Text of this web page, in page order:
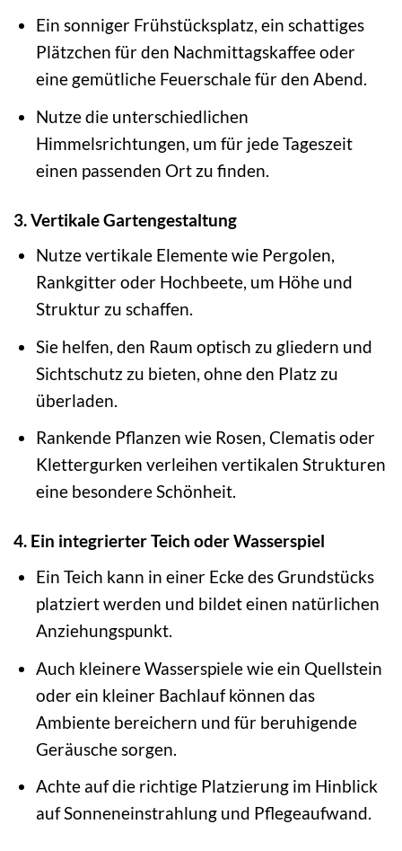
Ein sonniger Frühstücksplatz, ein schattiges
Plätzchen für den Nachmittagskaffee oder
eine gemütliche Feuerschale für den Abend.
Nutze die unterschiedlichen
Himmelsrichtungen, um für jede Tageszeit
einen passenden Ort zu finden.
3. Vertikale Gartengestaltung
Nutze vertikale Elemente wie Pergolen,
Rankgitter oder Hochbeete, um Höhe und
Struktur zu schaffen.
Sie helfen, den Raum optisch zu gliedern und
Sichtschutz zu bieten, ohne den Platz zu
überladen.
Rankende Pflanzen wie Rosen, Clematis oder
Klettergurken verleihen vertikalen Strukturen
eine besondere Schönheit.
4. Ein integrierter Teich oder Wasserspiel
Ein Teich kann in einer Ecke des Grundstücks
platziert werden und bildet einen natürlichen
Anziehungspunkt.
Auch kleinere Wasserspiele wie ein Quellstein
oder ein kleiner Bachlauf können das
Ambiente bereichern und für beruhigende
Geräusche sorgen.
Achte auf die richtige Platzierung im Hinblick
auf Sonneneinstrahlung und Pflegeaufwand.